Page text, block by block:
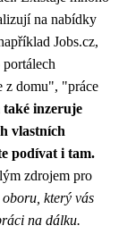
na nabídky
Jobs.cz,
z domu", "práce
inzeruje
vlastních
podívat i tam.
zdrojem pro
který vás
na dálku.